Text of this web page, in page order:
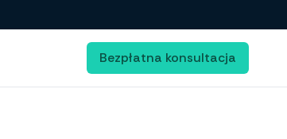
Bezpłatna konsultacja